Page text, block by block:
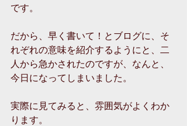
です。
だから、早く書いて！とブログに、そ
れぞれの意味を紹介するようにと、二
人から急かされたのですが、なんと、
今日になってしまいました。
実際に見てみると、雰囲気がよくわか
ります。